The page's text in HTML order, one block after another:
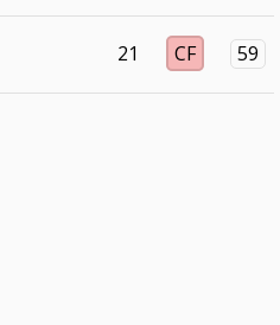
21 CF 59